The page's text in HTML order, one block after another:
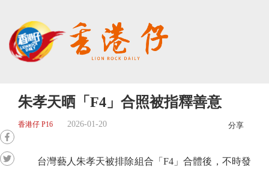
朱孝天晒「F4」合照被指釋善意
香港仔 P16 2026-01-20 分享
台灣藝人朱孝天被排除組合「F4」合體後，不時發